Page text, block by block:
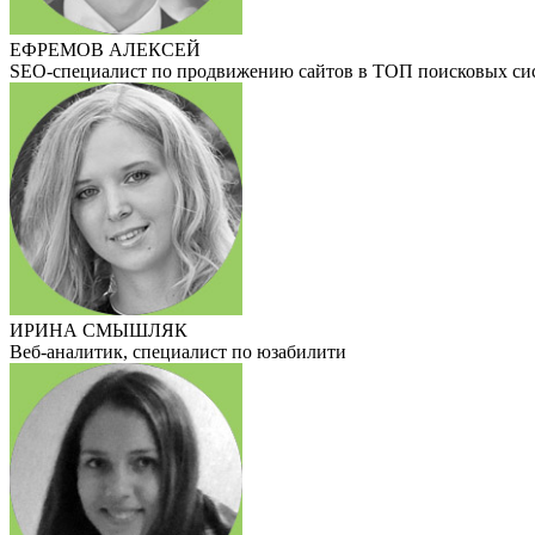
ЕФРЕМОВ АЛЕКСЕЙ
SEO-специалист по продвижению сайтов в ТОП поисковых
ИРИНА СМЫШЛЯК
Веб-аналитик, специалист по юзабилити